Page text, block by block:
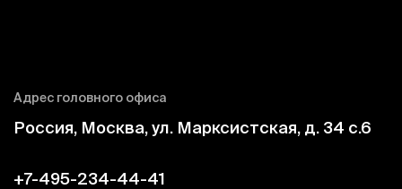
Адрес головного офиса
Россия, Москва, ул. Марксистская, д. 34 c.6
+7-495-234-44-41